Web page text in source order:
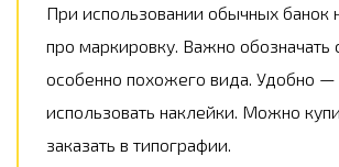
При использовании обычных банок
про маркировку. Важно
особенно похожего вида. Удобно —
использовать наклейки. Можно
заказать в типографии.